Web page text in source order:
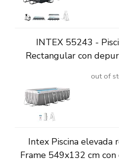
INTEX 55243 -
Rectangular con
out of
Intex Piscina elevada
Frame 549x132 cm